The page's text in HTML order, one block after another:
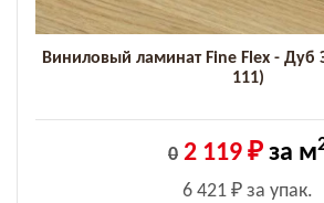
Виниловый ламинат Fine Flex - Дуб
111)
0 2 119 ₽ за м
6 421 ₽ за упак.